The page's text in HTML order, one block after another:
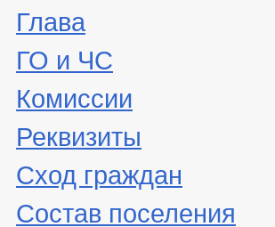
Глава
ГО и ЧС
Комиссии
Реквизиты
Сход граждан
Состав поселения